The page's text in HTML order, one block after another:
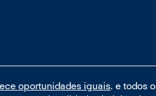
oportunidades iguais. e todos